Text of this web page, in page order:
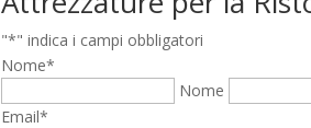
"*" indica i campi obbligatori
Nome*
Nome
Email*